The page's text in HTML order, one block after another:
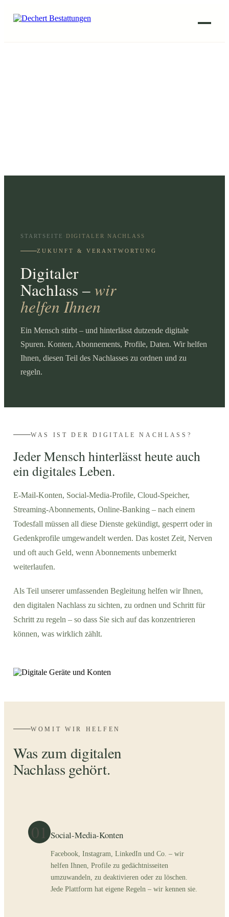
STARTSEITE DIGITALER NACHLASS
ZUKUNFT & VERANTWORTUNG
Digitaler
Nachlass – wir
helfen Ihnen
Ein Mensch stirbt – und hinterlässt dutzende digitale
Spuren. Konten, Abonnements, Profile, Daten. Wir helfen
Ihnen, diesen Teil des Nachlasses zu ordnen und zu
regeln.
WAS IST DER DIGITALE NACHLASS?
Jeder Mensch hinterlässt heute auch
ein digitales Leben.
E-Mail-Konten, Social-Media-Profile, Cloud-Speicher,
Streaming-Abonnements, Online-Banking – nach einem
Todesfall müssen all diese Dienste gekündigt, gesperrt oder in
Gedenkprofile umgewandelt werden. Das kostet Zeit, Nerven
und oft auch Geld, wenn Abonnements unbemerkt
weiterlaufen.
Als Teil unserer umfassenden Begleitung helfen wir Ihnen,
den digitalen Nachlass zu sichten, zu ordnen und Schritt für
Schritt zu regeln – so dass Sie sich auf das konzentrieren
können, was wirklich zählt.
WOMIT WIR HELFEN
Was zum digitalen
Nachlass gehört.
01 Social-Media-Konten
Facebook, Instagram, LinkedIn und Co. – wir
helfen Ihnen, Profile zu gedächtnis­seiten
umzuwandeln, zu deaktivieren oder zu löschen.
Jede Plattform hat eigene Regeln – wir kennen sie.